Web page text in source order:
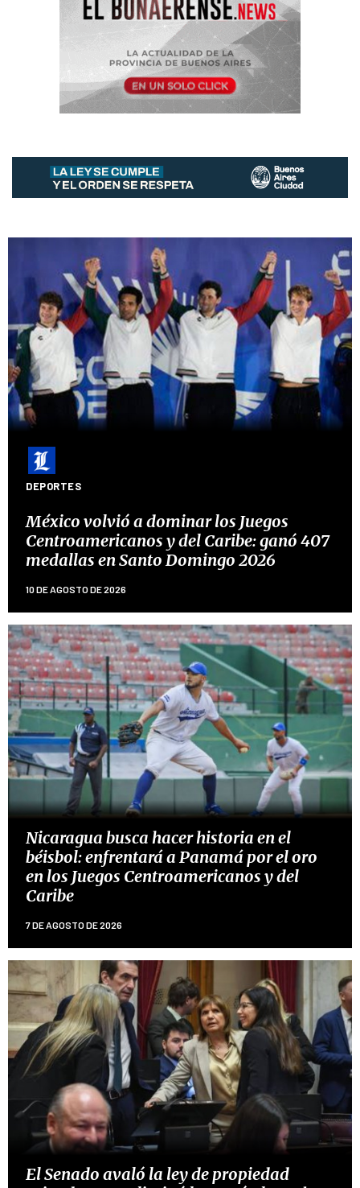
DEPORTES
México volvió a dominar los Juegos
Centroamericanos y del Caribe: ganó 407
medallas en Santo Domingo 2026
10 DE AGOSTO DE 2026
Nicaragua busca hacer historia en el
béisbol: enfrentará a Panamá por el oro
en los Juegos Centroamericanos y del
Caribe
7 DE AGOSTO DE 2026
El Senado avaló la ley de propiedad